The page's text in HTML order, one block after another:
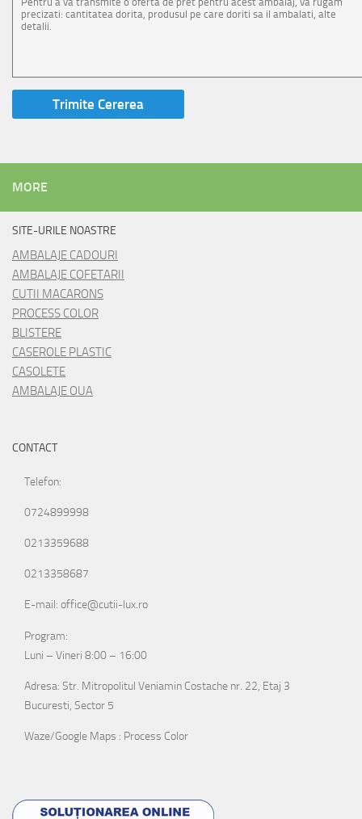
MORE
SITE-URILE NOASTRE
AMBALAJE CADOURI
AMBALAJE COFETARII
CUTII MACARONS
PROCESS COLOR
BLISTERE
CASEROLE PLASTIC
CASOLETE
AMBALAJE OUA
CONTACT
Telefon:
0724899998
0213359688
0213358687
E-mail: office@cutii-lux.ro
Program:
Luni – Vineri 8:00 – 16:00
Adresa: Str. Mitropolitul Veniamin Costache nr. 22, Etaj 3
Bucuresti, Sector 5
Waze/Google Maps : Process Color